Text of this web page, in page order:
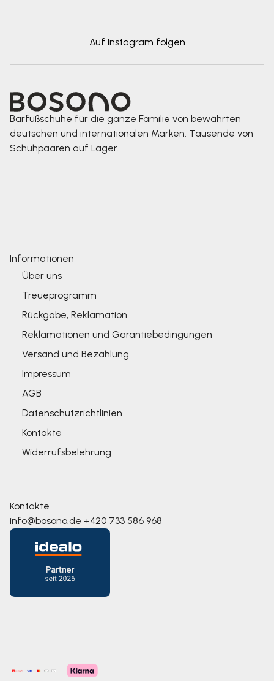
Auf Instagram folgen
Barfußschuhe für die ganze Familie von bewährten
deutschen und internationalen Marken. Tausende von
Schuhpaaren auf Lager.
Informationen
Über uns
Treueprogramm
Rückgabe, Reklamation
Reklamationen und Garantiebedingungen
Versand und Bezahlung
Impressum
AGB
Datenschutzrichtlinien
Kontakte
Widerrufsbelehrung
Kontakte
info@bosono.de +420 733 586 968